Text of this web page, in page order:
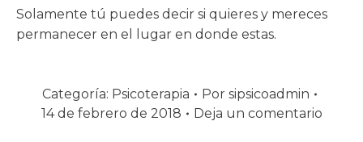
Solamente tú puedes decir si quieres y mereces
permanecer en el lugar en donde estas.
Categoría: Psicoterapia Por sipsicoadmin
14 de febrero de 2018
Deja un comentario